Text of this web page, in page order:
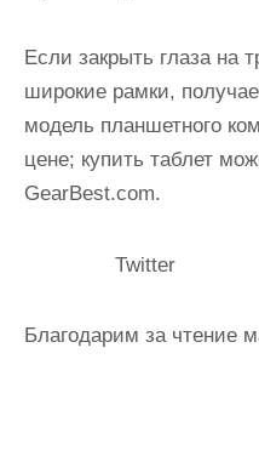
Если закрыть глаза на
широкие рамки,
модель планшетного
цене; купить таблет
GearBest.com.
Twitter
Благодарим за чтение